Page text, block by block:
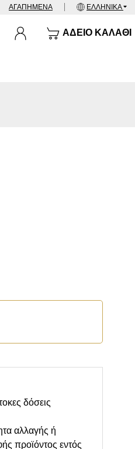
ΑΓΑΠΗΜΈΝΑ ΕΛΛΗΝΙΚΆ
ΆΔΕΙΟ ΚΑΛΆΘΙ
δόσεις
αλλαγής ή
προϊόντος εντός